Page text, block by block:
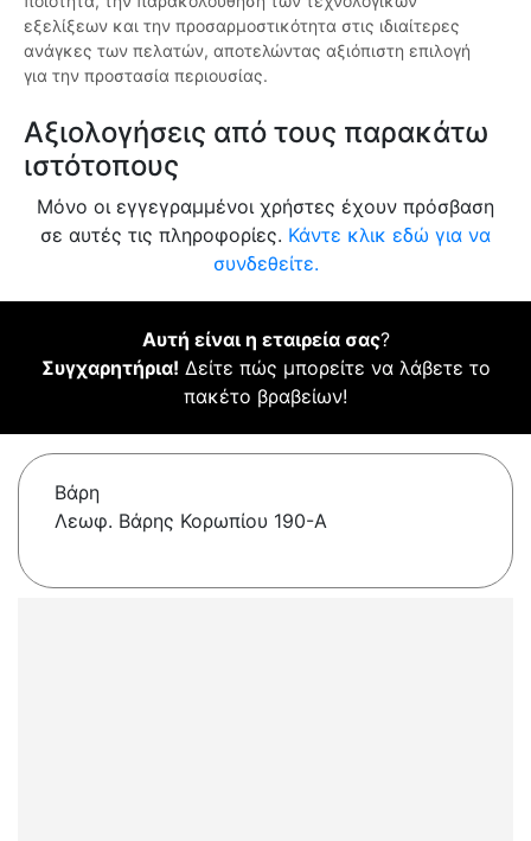
εξελίξεων και την προσαρμοστικότητα στις ιδιαίτερες
ανάγκες των πελατών, αποτελώντας αξιόπιστη επιλογή
για την προστασία περιουσίας.
Αξιολογήσεις από τους παρακάτω
ιστότοπους
Μόνο οι εγγεγραμμένοι χρήστες έχουν πρόσβαση
σε αυτές τις πληροφορίες. Κάντε κλικ εδώ για να
συνδεθείτε.
Αυτή είναι η εταιρεία σας?
Συγχαρητήρια! Δείτε πώς μπορείτε να λάβετε το
πακέτο βραβείων!
Βάρη
Λεωφ. Βάρης Κορωπίου 190-A